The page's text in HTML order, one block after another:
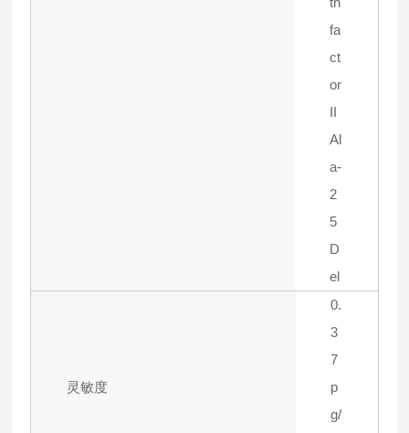
fa
ct
or
II
Al
a-
2
5
D
el
灵敏度
0.
3
7
p
g/